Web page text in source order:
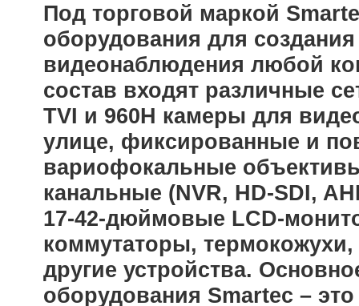
Под торговой маркой
оборудования для
видеонаблюдения любой
состав входят различные
TVI и 960H камеры для
улице, фиксированные и
вариофокальные
канальные (NVR, HD-SDI, AH
17-42-дюймовые LCD-
коммутаторы,
другие устройства.
оборудования Smartec –